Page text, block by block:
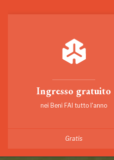
Ingresso gratuito
nei Beni FAI tutto l'anno
Gratis